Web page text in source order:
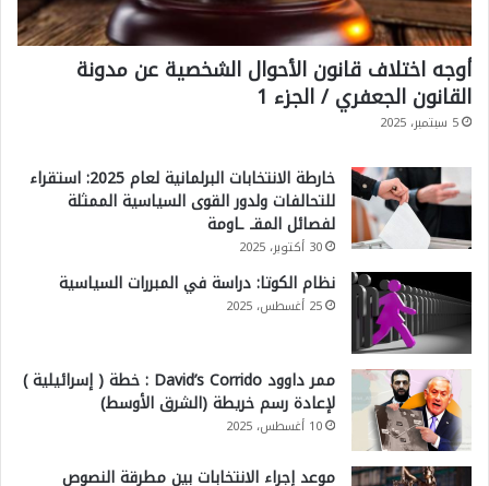
أوجه اختلاف قانون الأحوال الشخصية عن مدونة
القانون الجعفري / الجزء 1
5 سبتمبر، 2025
خارطة الانتخابات البرلمانية لعام 2025: استقراء
للتحالفات ولدور القوى السياسية الممثلة
لفصائل المقـ ـاومة
30 أكتوبر، 2025
نظام الكوتا: دراسة في المبررات السياسية
25 أغسطس، 2025
ممر داوود David’s Corrido : خطة ( إسرائيلية )
لإعادة رسم خريطة (الشرق الأوسط)
10 أغسطس، 2025
موعد إجراء الانتخابات بين مطرقة النصوص